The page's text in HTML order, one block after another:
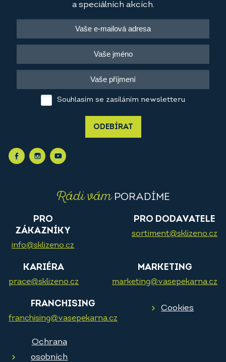
a speciálních akcích.
Souhlasím se zasíláním newsletteru
ODEBÍRAT
Rádi vámPORADÍME
PRO
ZÁKAZNÍKY
info@sklizeno.cz
PRO DODAVATELE
sortiment@sklizeno.cz
KARIÉRA
prace@sklizeno.cz
MARKETING
marketing@vasepekarna.cz
FRANCHISING
franchising@vasepekarna.cz
Cookies
Ochrana
osobních